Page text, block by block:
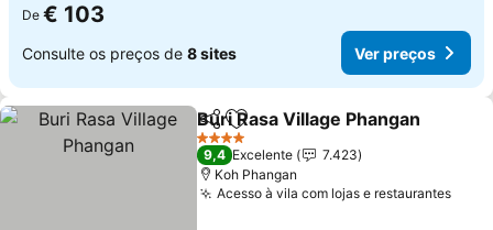
De € 103
Consulte os preços de 8 sites Ver preços
PartilharAdicionar aos favoritos
Buri Rasa Village Phangan
4 Estrelas
9,4 Excelente
7.423
Koh Phangan
Acesso à vila com lojas e restaurantesVer